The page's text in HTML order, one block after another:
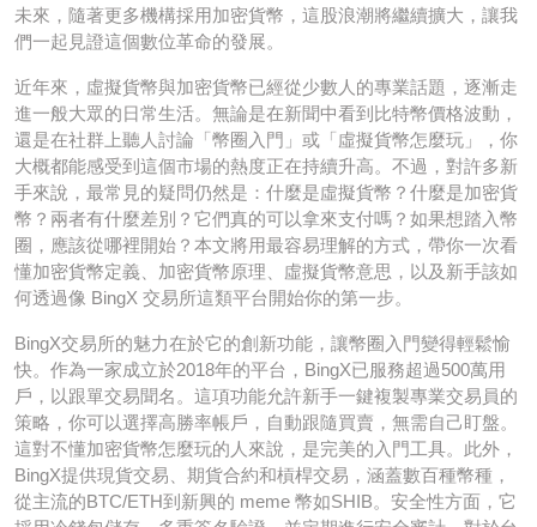
未來，隨著更多機構採用加密貨幣，這股浪潮將繼續擴大，讓我
們一起見證這個數位革命的發展。
近年來，虛擬貨幣與加密貨幣已經從少數人的專業話題，逐漸走
進一般大眾的日常生活。無論是在新聞中看到比特幣價格波動，
還是在社群上聽人討論「幣圈入門」或「虛擬貨幣怎麼玩」，你
大概都能感受到這個市場的熱度正在持續升高。不過，對許多新
手來說，最常見的疑問仍然是：什麼是虛擬貨幣？什麼是加密貨
幣？兩者有什麼差別？它們真的可以拿來支付嗎？如果想踏入幣
圈，應該從哪裡開始？本文將用最容易理解的方式，帶你一次看
懂加密貨幣定義、加密貨幣原理、虛擬貨幣意思，以及新手該如
何透過像 BingX 交易所這類平台開始你的第一步。
BingX交易所的魅力在於它的創新功能，讓幣圈入門變得輕鬆愉
快。作為一家成立於2018年的平台，BingX已服務超過500萬用
戶，以跟單交易聞名。這項功能允許新手一鍵複製專業交易員的
策略，你可以選擇高勝率帳戶，自動跟隨買賣，無需自己盯盤。
這對不懂加密貨幣怎麼玩的人來說，是完美的入門工具。此外，
BingX提供現貨交易、期貨合約和槓桿交易，涵蓋數百種幣種，
從主流的BTC/ETH到新興的 meme 幣如SHIB。安全性方面，它